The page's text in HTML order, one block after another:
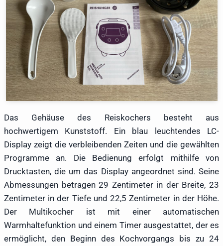
Das Gehäuse des Reiskochers besteht aus
hochwertigem Kunststoff. Ein blau leuchtendes LC-
Display zeigt die verbleibenden Zeiten und die gewählten
Programme an. Die Bedienung erfolgt mithilfe von
Drucktasten, die um das Display angeordnet sind. Seine
Abmessungen betragen 29 Zentimeter in der Breite, 23
Zentimeter in der Tiefe und 22,5 Zentimeter in der Höhe.
Der Multikocher ist mit einer automatischen
Warmhaltefunktion und einem Timer ausgestattet, der es
ermöglicht, den Beginn des Kochvorgangs bis zu 24